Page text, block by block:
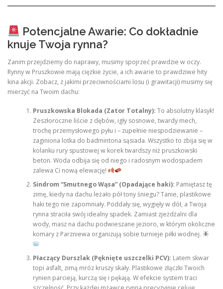
Potencjalne Awarie: Co dokładnie
knuje Twoja rynna?
Zanim przejdziemy do naprawy, musimy spojrzeć prawdzie w oczy.
Rynny w Pruszkowie mają ciężkie życie, a ich awarie to prawdziwe hity
kina akcji. Zobacz, z jakimi przeciwnościami losu (i grawitacji) musimy się
mierzyć na Twoim dachu:
Pruszkowska Blokada (Zator Totalny): To absolutny klasyk!
Zeszłoroczne liście z dębów, igły sosnowe, twardy mech,
trochę przemysłowego pyłu i – zupełnie niespodziewanie –
zaginiona lotka do badmintona sąsiada. Wszystko to zbija się w
kolanku rury spustowej w korek twardszy niż pruszkowski
beton. Woda odbija się od niego i radosnym wodospadem
zalewa Ci nową elewację!
Sindrom “Smutnego Wąsa” (Opadające haki): Pamiętasz tę
zimę, kiedy na dachu leżało pół tony śniegu? Tanie, plastikowe
haki tego nie zapomniały. Poddały się, wygięły w dół, a Twoja
rynna straciła swój idealny spadek. Zamiast zjeżdżalni dla
wody, masz na dachu podwieszane jezioro, w którym okoliczne
komary z Parzniewa organizują sobie turnieje piłki wodnej.
Płaczący Durszlak (Pęknięte uszczelki PCV): Latem skwar
topi asfalt, zimą mróz kruszy skały. Plastikowe złączki Twoich
rynien parcieją, kurczą się i pękają. W efekcie system traci